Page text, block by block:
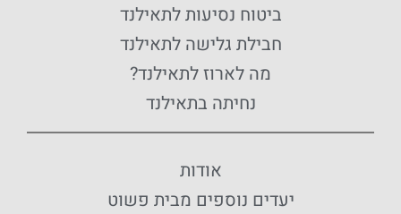
ביטוח נסיעות לתאילנד
חבילת גלישה לתאילנד
מה לארוז לתאילנד?
נחיתה בתאילנד
אודות
יעדים נוספים מבית פשוט